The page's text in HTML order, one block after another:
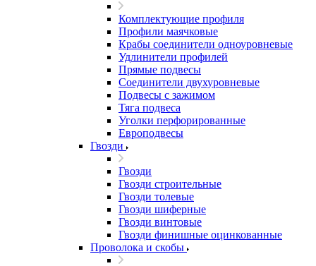
Комплектующие профиля
Профили маячковые
Крабы соединители одноуровневые
Удлинители профилей
Прямые подвесы
Соединители двухуровневые
Подвесы с зажимом
Тяга подвеса
Уголки перфорированные
Европодвесы
Гвозди
Гвозди
Гвозди строительные
Гвозди толевые
Гвозди шиферные
Гвозди винтовые
Гвозди финишные оцинкованные
Проволока и скобы